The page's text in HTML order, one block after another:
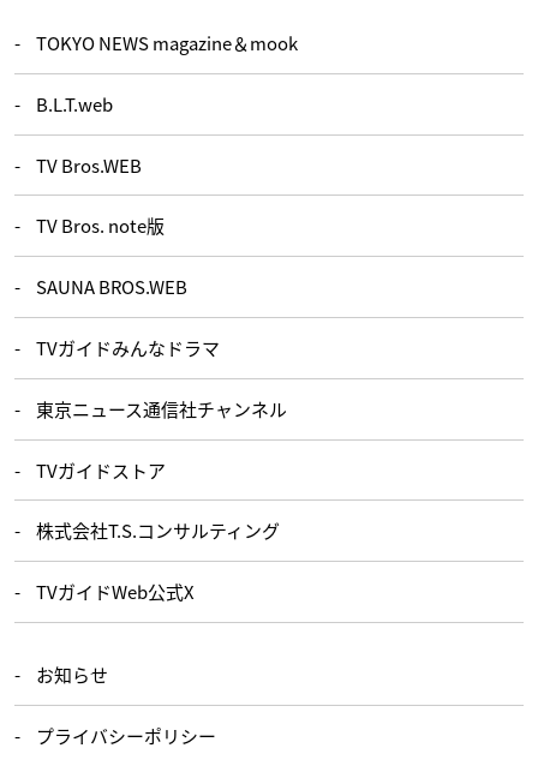
TOKYO NEWS magazine＆mook
B.L.T.web
TV Bros.WEB
TV Bros. note版
SAUNA BROS.WEB
TVガイドみんなドラマ
東京ニュース通信社チャンネル
TVガイドストア
株式会社T.S.コンサルティング
TVガイドWeb公式X
お知らせ
プライバシーポリシー